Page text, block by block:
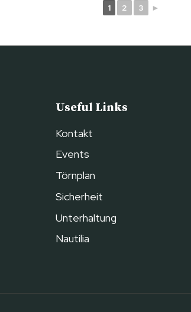
1 2 3 ►
Useful Links
Kontakt
Events
Törnplan
Sicherheit
Unterhaltung
Nautilia